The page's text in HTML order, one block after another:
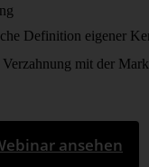
Definition eigener
Verzahnung mit der
ansehen